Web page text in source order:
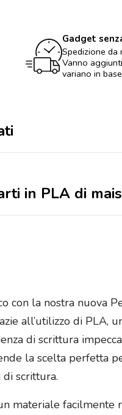
PLA
di
mais
Gadget
Spedizione
Vanno
variano in
in PLA di mais
con la nostra
all’utilizzo di PLA,
di scrittura
la scelta perfetta
scrittura.
materiale